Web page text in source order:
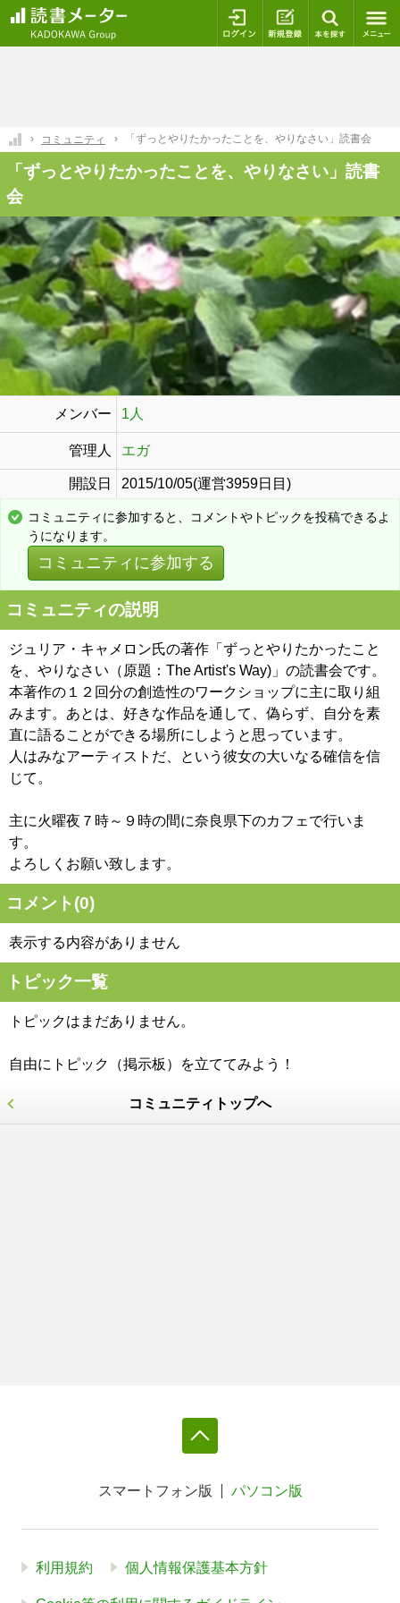
ログイン 新規登録
コミュニティ 「ずっとやりたかったことを、やりなさい」読書会
「ずっとやりたかったことを、やりなさい」読書
会
メンバー 1人
管理人 エガ
開設日 2015/10/05(運営3959日目)
コミュニティに参加すると、コメントやトピックを投稿できるよ
うになります。
コミュニティに参加する
コミュニティの説明
ジュリア・キャメロン氏の著作「ずっとやりたかったこと
を、やりなさい（原題：The Artist's Way)」の読書会です。
本著作の１２回分の創造性のワークショップに主に取り組
みます。あとは、好きな作品を通して、偽らず、自分を素
直に語ることができる場所にしようと思っています。
人はみなアーティストだ、という彼女の大いなる確信を信
じて。
主に火曜夜７時～９時の間に奈良県下のカフェで行いま
す。
よろしくお願い致します。
コメント(0)
表示する内容がありません
トピック一覧
トピックはまだありません。
自由にトピック（掲示板）を立ててみよう！
コミュニティトップへ
スマートフォン版 パソコン版
利用規約 個人情報保護基本方針